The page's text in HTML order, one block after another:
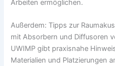
Arbeiten ermöglichen.
Außerdem: Tipps zur
mit Absorbern und Diffusoren
UWIMP gibt praxisnahe
Materialien und Platzierungen